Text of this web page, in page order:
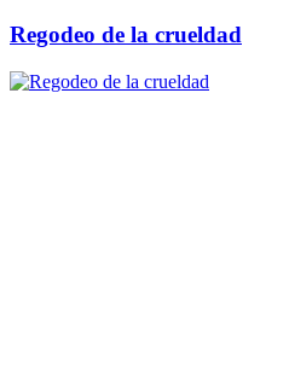
Regodeo de la crueldad